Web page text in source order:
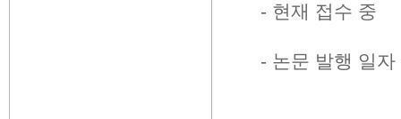
- 현재 접수 중
- 논문 발행 일자